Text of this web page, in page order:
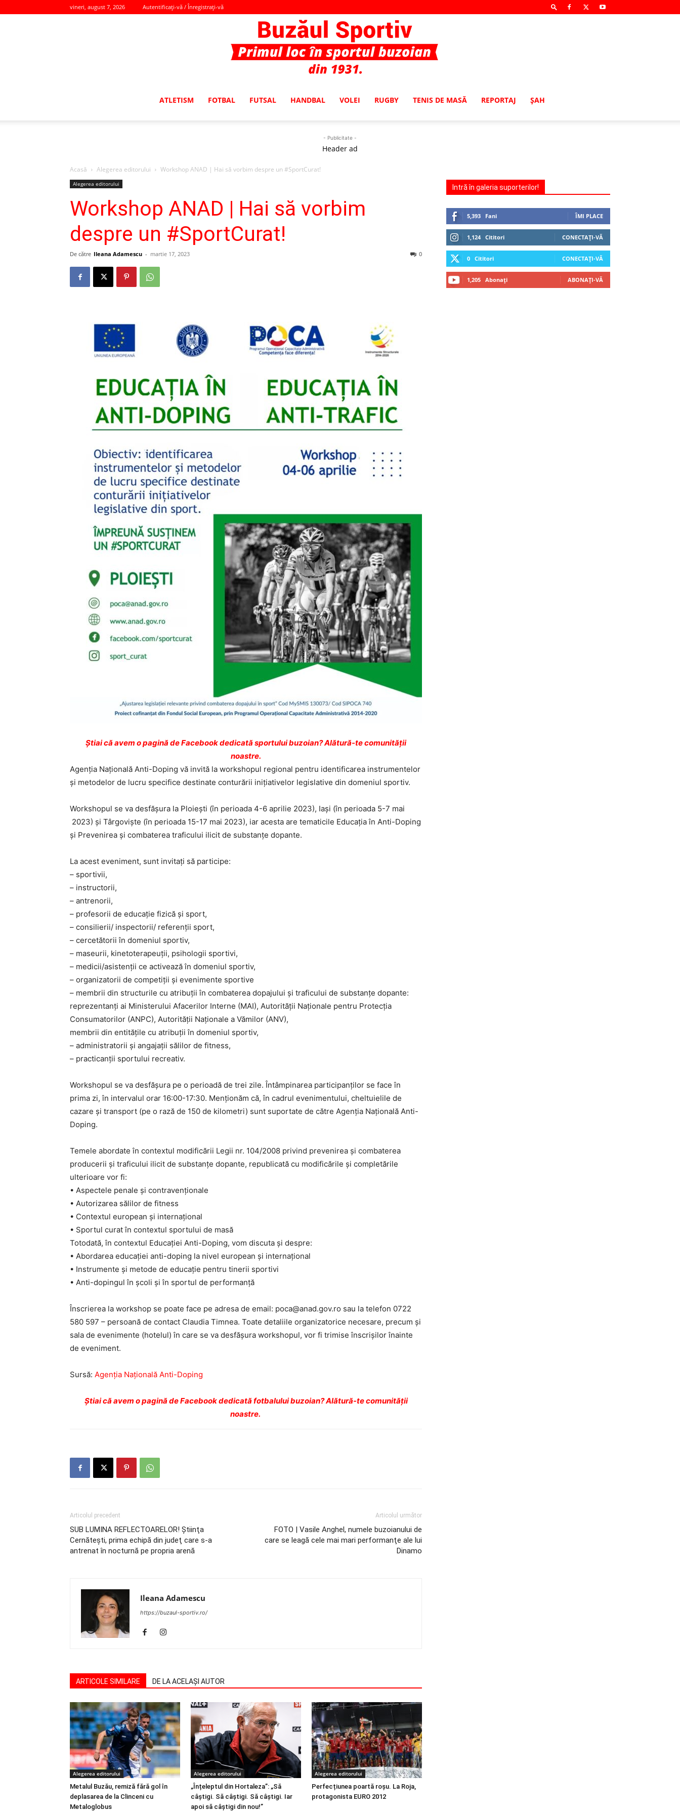
vineri, august 7, 2026 Autentificați-vă / Înregistrați-vă
ATLETISM FOTBAL FUTSAL HANDBAL VOLEI RUGBY TENIS DE MASĂ REPORTAJ ŞAH
- Publicitate -
Header ad
Acasă Alegerea editorului Workshop ANAD | Hai să vorbim despre un #SportCurat!
Alegerea editorului
Workshop ANAD | Hai să vorbim
despre un #SportCurat!
De către Ileana Adamescu - martie 17, 2023 0
Ştiai că avem o pagină de Facebook dedicată sportului buzoian? Alătură-te comunității
noastre.
Agenția Națională Anti-Doping vă invită la workshopul regional pentru identificarea instrumentelor
și metodelor de lucru specifice destinate conturării inițiativelor legislative din domeniul sportiv.
Workshopul se va desfășura la Ploiești (în perioada 4-6 aprilie 2023), Iași (în perioada 5-7 mai
2023) și Târgoviște (în perioada 15-17 mai 2023), iar acesta are tematicile Educația în Anti-Doping
și Prevenirea și combaterea traficului ilicit de substanțe dopante.
La acest eveniment, sunt invitați să participe:
– sportivii,
– instructorii,
– antrenorii,
– profesorii de educație fizică și sport,
– consilierii/ inspectorii/ referenții sport,
– cercetătorii în domeniul sportiv,
– maseurii, kinetoterapeuții, psihologii sportivi,
– medicii/asistenții ce activează în domeniul sportiv,
– organizatorii de competiții și evenimente sportive
– membrii din structurile cu atribuții în combaterea dopajului și traficului de substanțe dopante:
reprezentanți ai Ministerului Afacerilor Interne (MAI), Autorității Naționale pentru Protecția
Consumatorilor (ANPC), Autorității Naționale a Vămilor (ANV),
membrii din entitățile cu atribuții în domeniul sportiv,
– administratorii și angajații sălilor de fitness,
– practicanții sportului recreativ.
Workshopul se va desfășura pe o perioadă de trei zile. Întâmpinarea participanților se face în
prima zi, în intervalul orar 16:00-17:30. Menționăm că, în cadrul evenimentului, cheltuielile de
cazare și transport (pe o rază de 150 de kilometri) sunt suportate de către Agenția Națională Anti-
Doping.
Temele abordate în contextul modificării Legii nr. 104/2008 privind prevenirea şi combaterea
producerii și traficului ilicit de substanțe dopante, republicată cu modificările și completările
ulterioare vor fi:
• Aspectele penale și contravenționale
• Autorizarea sălilor de fitness
• Contextul european și internațional
• Sportul curat în contextul sportului de masă
Totodată, în contextul Educației Anti-Doping, vom discuta și despre:
• Abordarea educației anti-doping la nivel european și internațional
• Instrumente și metode de educație pentru tinerii sportivi
• Anti-dopingul în școli și în sportul de performanță
Înscrierea la workshop se poate face pe adresa de email: poca@anad.gov.ro sau la telefon 0722
580 597 – persoană de contact Claudia Timnea. Toate detaliile organizatorice necesare, precum și
sala de evenimente (hotelul) în care se va desfășura workshopul, vor fi trimise înscrișilor înainte
de eveniment.
Sursă: Agenția Națională Anti-Doping
Ştiai că avem o pagină de Facebook dedicată fotbalului buzoian? Alătură-te comunității
noastre.
Articolul precedent
SUB LUMINA REFLECTOARELOR! Ştiinţa
Cernăteşti, prima echipă din judeţ care s-a
antrenat în nocturnă pe propria arenă
Articolul următor
FOTO | Vasile Anghel, numele buzoianului de
care se leagă cele mai mari performanţe ale lui
Dinamo
Ileana Adamescu
https://buzaul-sportiv.ro/
ARTICOLE SIMILARE DE LA ACELAȘI AUTOR
Alegerea editorului
Metalul Buzău, remiză fără gol în
deplasarea de la Clinceni cu
Metaloglobus
Alegerea editorului
„Înțeleptul din Hortaleza”: „Să
câștigi. Să câștigi. Să câștigi. Iar
apoi să câștigi din nou!”
Alegerea editorului
Perfecțiunea poartă roșu. La Roja,
protagonista EURO 2012
Intră în galeria suporterilor!
5,393 Fani ÎMI PLACE
1,124 Cititori CONECTAȚI-VĂ
0 Cititori CONECTAȚI-VĂ
1,205 Abonați ABONAȚI-VĂ